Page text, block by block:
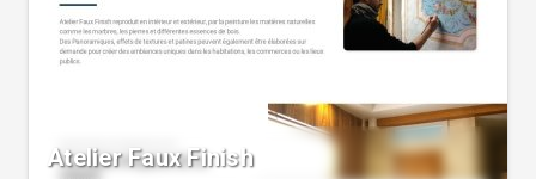
comme aux néophytes. Vous aurez ainsi le loisir
d’observer les brassins en cours de confection et de
savourer un ensemble de bières de caractère élaborées
cadre végétalisé et entièrement rénové dans le respect de
l’héritage patrimonial du lieu. Régulièrement, des cuvées
en édition limitée viendront compléter une carte qui saura
Atelier Faux Finish